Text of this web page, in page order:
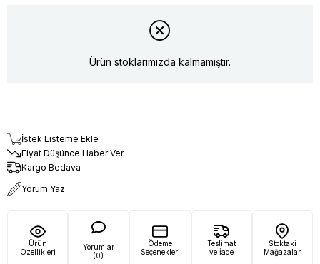
Ürün stoklarımızda kalmamıştır.
İstek Listeme Ekle
Fiyat Düşünce Haber Ver
Kargo Bedava
Yorum Yaz
Ürün
Özellikleri
Yorumlar
(0)
Ödeme
Seçenekleri
Teslimat
ve İade
Stoktaki
Mağazalar